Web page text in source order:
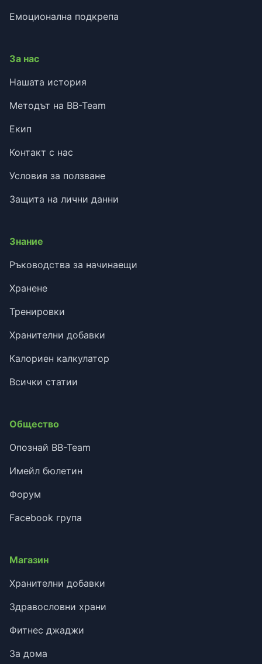
Емоционална подкрепа
За нас
Нашата история
Методът на BB-Team
Екип
Контакт с нас
Условия за ползване
Защита на лични данни
Знание
Ръководства за начинаещи
Хранене
Тренировки
Хранителни добавки
Калориен калкулатор
Всички статии
Общество
Опознай BB-Team
Имейл бюлетин
Форум
Facebook група
Магазин
Хранителни добавки
Здравословни храни
Фитнес джаджи
За дома